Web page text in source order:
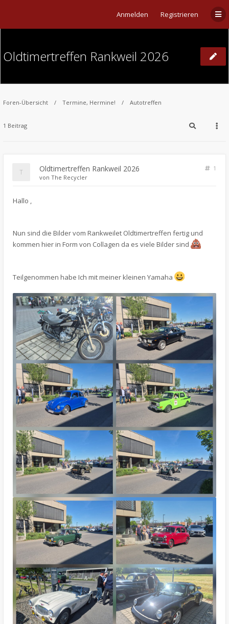
Anmelden Registrieren
Oldtimertreffen Rankweil 2026
Foren-Übersicht Termine, Hermine! Autotreffen
1 Beitrag
Oldtimertreffen Rankweil 2026
1
von The Recycler
​Hallo ,
Nun sind die Bilder vom Rankweilet Oldtimertreffen fertig und
kommen hier in Form von Collagen da es viele Bilder sind
Teilgenommen habe Ich mit meiner kleinen Yamaha